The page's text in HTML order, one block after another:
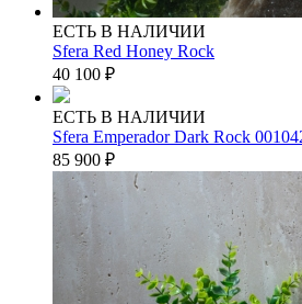
ЕСТЬ В НАЛИЧИИ
Sfera Red Honey Rock
40 100 ₽
ЕСТЬ В НАЛИЧИИ
Sfera Emperador Dark Rock
85 900 ₽